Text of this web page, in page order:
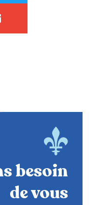
besoin
de vous